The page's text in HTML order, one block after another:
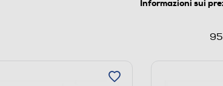
Informazioni sui
95